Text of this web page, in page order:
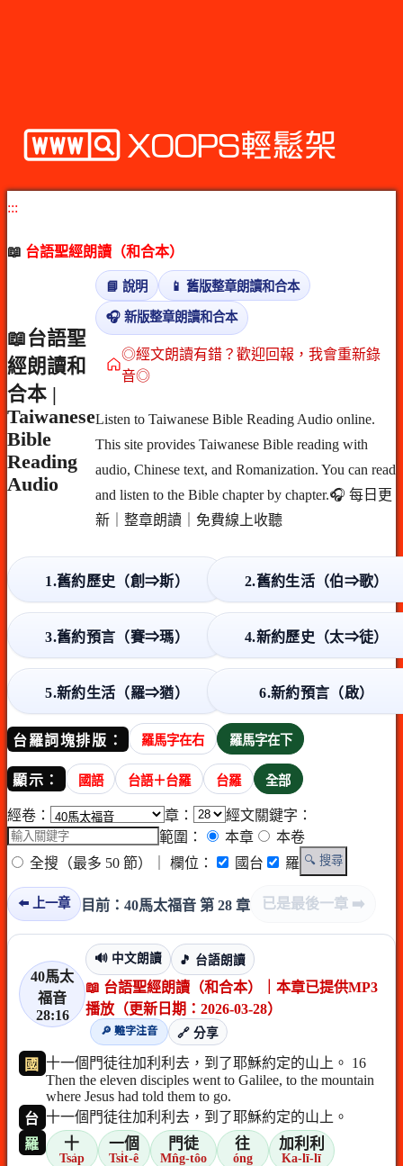
:::
📖 台語聖經朗讀（和合本）
📖台語聖
經朗讀和
合本 |
Taiwanese
Bible
Reading
Audio
📘 說明 📱 舊版整章朗讀和合本
🎧 新版整章朗讀和合本
◎經文朗讀有錯？歡迎回報，我會重新錄
音◎
Listen to Taiwanese Bible Reading Audio online.
This site provides Taiwanese Bible reading with
audio, Chinese text, and Romanization. You can read
and listen to the Bible chapter by chapter.🎧 每日更
新｜整章朗讀｜免費線上收聽
1.舊約歷史（創⇒斯） 2.舊約生活（伯⇒歌）
3.舊約預言（賽⇒瑪） 4.新約歷史（太⇒徒）
5.新約生活（羅⇒猶） 6.新約預言（啟）
台羅詞塊排版： 羅馬字在右 羅馬字在下
顯示： 國語 台語＋台羅 台羅 全部
經卷： 章：
經文關鍵字：
範圍：
本章
本卷
全搜（最多 50 節）
｜ 欄位： 國台 羅 🔍 搜尋
⬅️ 上一章 目前：40馬太福音 第 28 章 已是最後一章 ➡️
40馬太
福音
28:16
🔊 中文朗讀 🎵 台語朗讀
📖 台語聖經朗讀（和合本）｜本章已提供MP3
播放（更新日期：2026-03-28）
🔎 難字注音
🔗 分享
國 十一個門徒往加利利去，到了耶穌約定的山上。 16
Then the eleven disciples went to Galilee, to the mountain
where Jesus had told them to go.
台 十一個門徒往加利利去，到了耶穌約定的山上。
羅
十
Tsa̍p
一個
Tsi̍t-ê
門徒
Mn̂g-tôo
往
óng
加利利
Ka-lī-lī